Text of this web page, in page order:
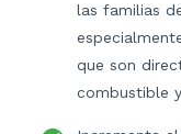
las familias
que son
combustible